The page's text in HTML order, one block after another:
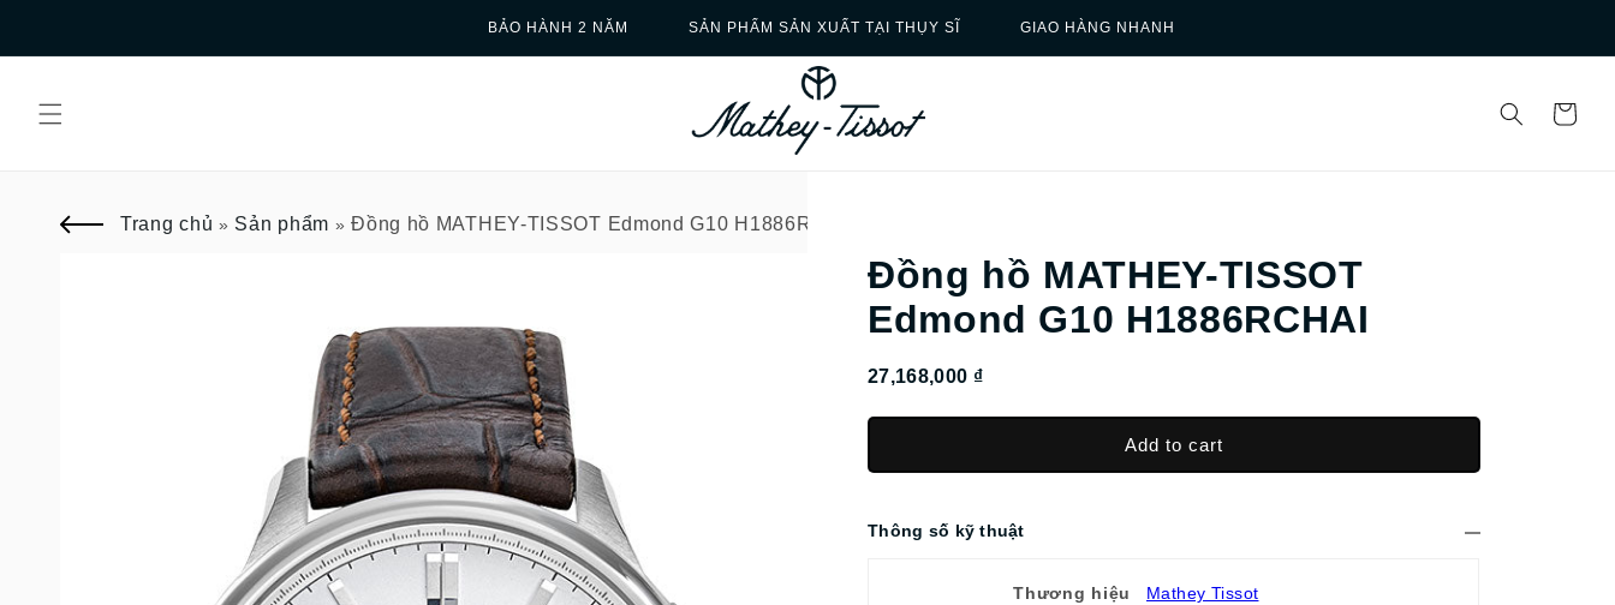
BẢO HÀNH 2 NĂM SẢN PHẨM SẢN XUẤT TẠI THỤY SĨ GIAO HÀNG NHANH
Trang chủ » Sản phẩm »Đồng hồ MATHEY-TISSOT Edmond G10 H1886RCHAI
Đồng hồ MATHEY-TISSOT
Edmond G10 H1886RCHAI
27,168,000 ₫
Add to cart
Thông số kỹ thuật
Thương hiệu Mathey Tissot